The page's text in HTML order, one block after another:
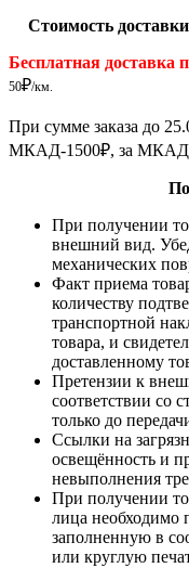
Стоимость
Бесплатная
50₽/км.
При сумме заказа до
МКАД-1500₽, за МКАД
При получении
внешний вид.
механических
Факт приема
количеству
транспортной
товара, и
доставленному
Претензии к
соответствии со
только до
Ссылки на
освещённость и
невыполнения
При получении
лица необходимо
заполненную в
или круглую